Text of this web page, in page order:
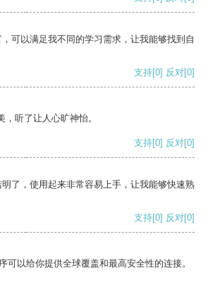
可以满足我不同的学习需求，让我能够找到自
支持[0] 反对[0]
听了让人心旷神怡。
支持[0] 反对[0]
了，使用起来非常容易上手，让我能够快速熟
支持[0] 反对[0]
可以给你提供全球覆盖和最高安全性的连接。